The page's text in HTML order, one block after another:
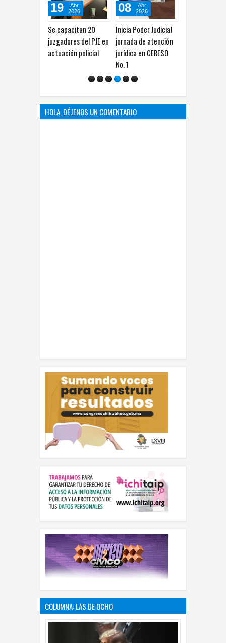
Se capacitan 20
juzgadores del PJE en
actuación policial
19
Abr
2026
Inicia Poder Judicial
jornada de atención
jurídica en CERESO
No. 1
08
Abr
2026
HOLA, DÉJENOS UN COMENTARIO
COLUMNA: LAS DE OCHO